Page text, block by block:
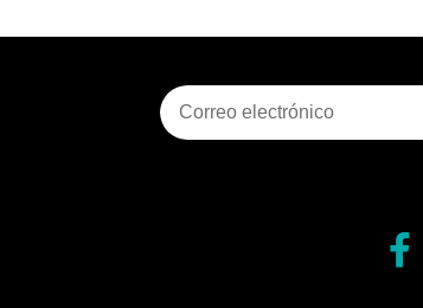
Suscripci?n al bolet?n